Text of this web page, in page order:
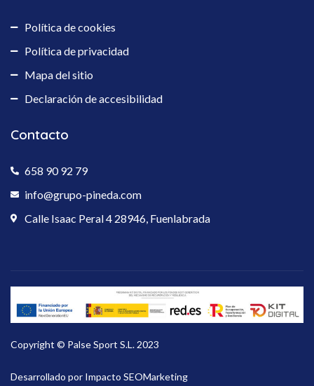
Política de cookies
Política de privacidad
Mapa del sitio
Declaración de accesibilidad
Contacto
658 90 92 79
info@grupo-pineda.com
Calle Isaac Peral 4 28946, Fuenlabrada
Copyright © Palse Sport S.L. 2023
Desarrollado por Impacto SEOMarketing